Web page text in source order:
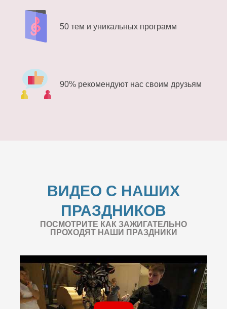
50 тем и уникальных программ
90% рекомендуют нас своим друзьям
ВИДЕО С НАШИХ
ПРАЗДНИКОВ
ПОСМОТРИТЕ КАК ЗАЖИГАТЕЛЬНО
ПРОХОДЯТ НАШИ ПРАЗДНИКИ